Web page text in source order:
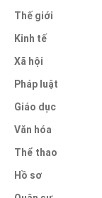
Thế giới
Kinh tế
Xã hội
Pháp luật
Giáo dục
Văn hóa
Thể thao
Hồ sơ